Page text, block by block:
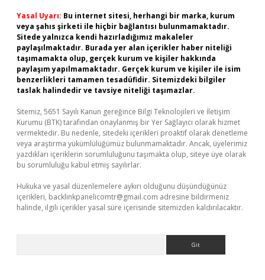
Yasal Uyarı: Bu internet sitesi, herhangi bir marka, kurum
veya şahıs şirketi ile hiçbir bağlantısı bulunmamaktadır.
Sitede yalnızca kendi hazırladığımız makaleler
paylaşılmaktadır. Burada yer alan içerikler haber niteliği
taşımamakta olup, gerçek kurum ve kişiler hakkında
paylaşım yapılmamaktadır. Gerçek kurum ve kişiler ile isim
benzerlikleri tamamen tesadüfidir. Sitemizdeki bilgiler
taslak halindedir ve tavsiye niteliği taşımazlar.
Sitemiz, 5651 Sayılı Kanun gereğince Bilgi Teknolojileri ve İletişim
Kurumu (BTK) tarafından onaylanmış bir Yer Sağlayıcı olarak hizmet
vermektedir. Bu nedenle, sitedeki içerikleri proaktif olarak denetleme
veya araştırma yükümlülüğümüz bulunmamaktadır. Ancak, üyelerimiz
yazdıkları içeriklerin sorumluluğunu taşımakta olup, siteye üye olarak
bu sorumluluğu kabul etmiş sayılırlar.
Hukuka ve yasal düzenlemelere aykırı olduğunu düşündüğünüz
içerikleri, backlinkpanelicomtr@gmail.com adresine bildirmeniz
halinde, ilgili içerikler yasal süre içerisinde sitemizden kaldırılacaktır.